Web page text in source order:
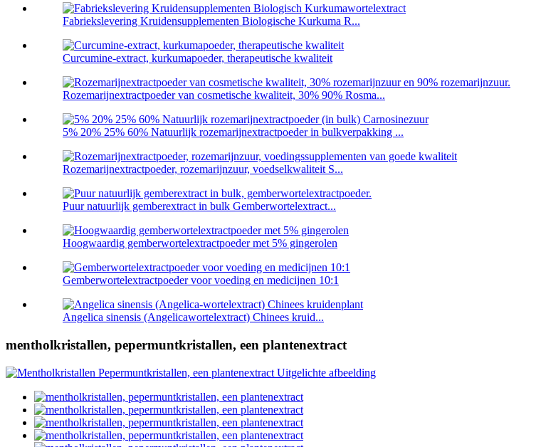
Fabriekslevering Kruidensupplementen Biologische Kurkuma R...
Curcumine-extract, kurkumapoeder, therapeutische kwaliteit
Rozemarijnextractpoeder van cosmetische kwaliteit, 30% 90% Rosma...
5% 20% 25% 60% Natuurlijk rozemarijnextractpoeder in bulkverpakking ...
Rozemarijnextractpoeder, rozemarijnzuur, voedselkwaliteit S...
Puur natuurlijk gemberextract in bulk Gemberwortelextract...
Hoogwaardig gemberwortelextractpoeder met 5% gingerolen
Gemberwortelextractpoeder voor voeding en medicijnen 10:1
Angelica sinensis (Angelicawortelextract) Chinees kruid...
mentholkristallen, pepermuntkristallen, een plantenextract